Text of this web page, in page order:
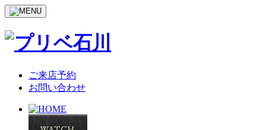
ご来店予約
お問い合わせ